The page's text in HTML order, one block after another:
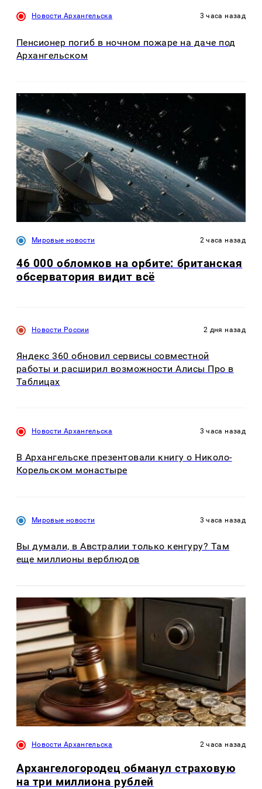
Новости Архангельска 3 часа назад
Пенсионер погиб в ночном пожаре на даче под
Архангельском
Мировые новости 2 часа назад
46 000 обломков на орбите: британская
обсерватория видит всё
Новости России 2 дня назад
Яндекс 360 обновил сервисы совместной
работы и расширил возможности Алисы Про в
Таблицах
Новости Архангельска 3 часа назад
В Архангельске презентовали книгу о Николо-
Корельском монастыре
Мировые новости 3 часа назад
Вы думали, в Австралии только кенгуру? Там
еще миллионы верблюдов
Новости Архангельска 2 часа назад
Архангелогородец обманул страховую
на три миллиона рублей